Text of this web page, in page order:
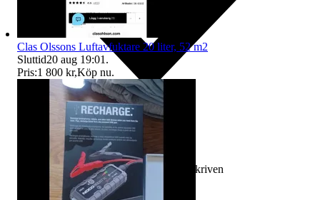
Ersättning om varan inte är som beskriven
Clas Olssons Luftavfuktare 20 liter, 52 m2
Sluttid20 aug 19:01 .
Pris:1 800 kr,Köp nu.